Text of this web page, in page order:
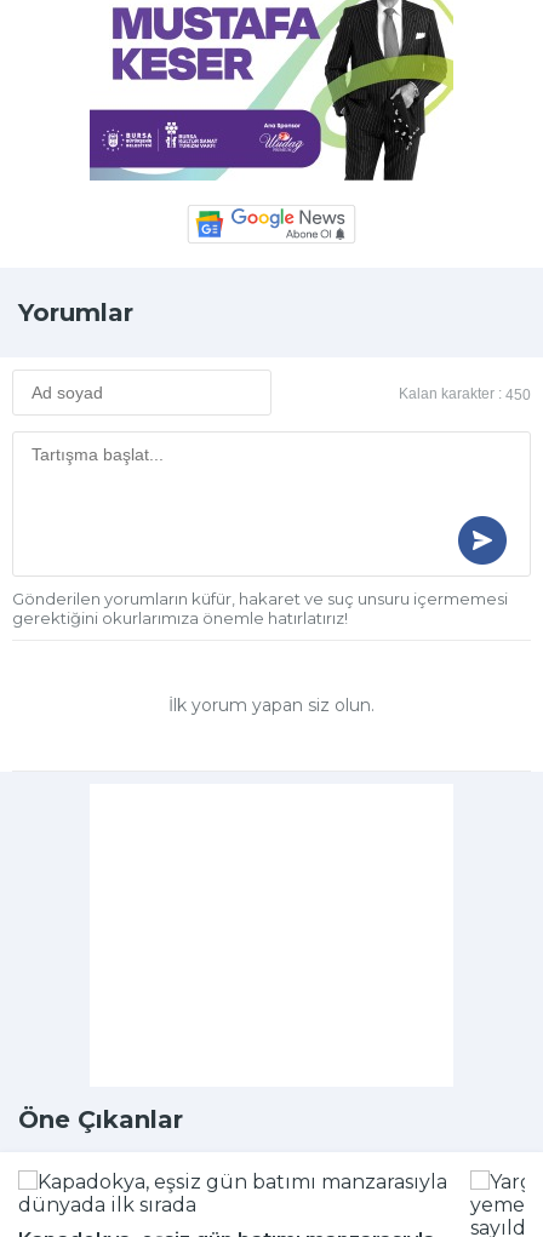
Yorumlar
Kalan karakter : 450
Gönderilen yorumların küfür, hakaret ve suç unsuru içermemesi
gerektiğini okurlarımıza önemle hatırlatırız!
İlk yorum yapan siz olun.
Öne Çıkanlar